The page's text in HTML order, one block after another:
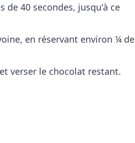
de 40 secondes, jusqu'à ce
en réservant environ ¼ de
verser le chocolat restant.